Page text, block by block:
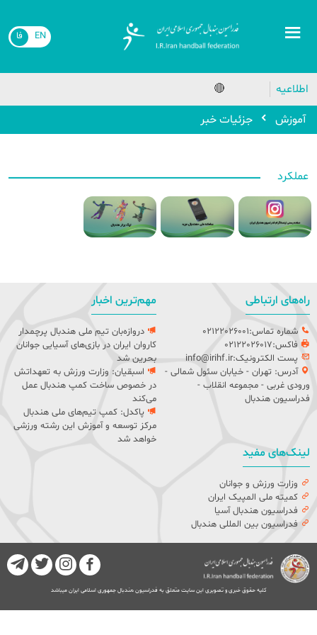
EN فا
اطلاعیه
🔴
آموزش
جزئیات خبر
عملکرد
راه‌های ارتباطی
شماره تماس:02122026001
فاکس:02122026017
پست الکترونیک:info@irihf.ir
آدرس: تهران - خیابان سئول شمالی -
ورودی غربی - مجموعه انقلاب -
فدراسیون هندبال
مهم‌ترین اخبار
دروازه‌بان تیم ملی هندبال پرچمدار
کاروان ایران در بازی‌های آسیایی جوانان
بحرین شد
اسبقیان: وزارت ورزش به تعهداتش
در خصوص ساخت کمپ هندبال عمل
می‌کند
پاکدل: کمپ تیم‌های ملی هندبال
مرکز توسعه و آموزش این رشته ورزشی
خواهد شد
لینک‌های مفید
وزارت ورزش و جوانان
کمیته ملی المپیک ایران
فدراسیون هندبال آسیا
فدراسیون بین المللی هندبال
کلیه حقوق خبری و تصویری این سایت متعلق به فدراسیون هندبال جمهوری اسلامی ایران میباشد